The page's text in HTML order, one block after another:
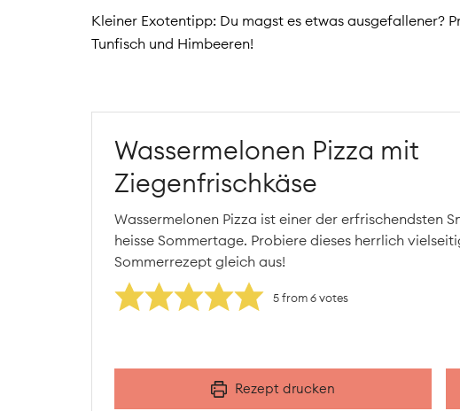
Kleiner Exotentipp: Du magst es etwas ausgefallener?
Tunfisch und Himbeeren!
Wassermelonen Pizza mit
Ziegenfrischkäse
Wassermelonen Pizza ist einer der erfrischendsten
heisse Sommertage. Probiere dieses herrlich
Sommerrezept gleich aus!
5from6votes
Rezept drucken